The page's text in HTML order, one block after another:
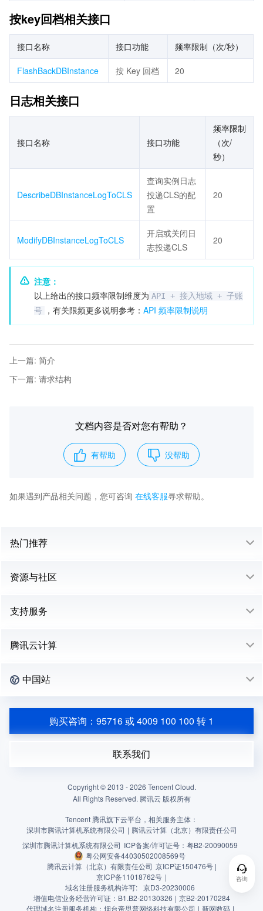
按key回档相关接口
接口名称 接口功能 频率限制（次/秒）
FlashBackDBInstance 按 Key 回档 20
日志相关接口
接口名称 接口功能
频率限制
（次/
秒）
DescribeDBInstanceLogToCLS
查询实例日志
投递CLS的配
置
20
ModifyDBInstanceLogToCLS
开启或关闭日
志投递CLS
20
注意：
以上给出的接口频率限制维度为 API + 接入地域 + 子账
号
，有关限频更多说明参考： API 频率限制说明
上一篇: 简介
下一篇: 请求结构
文档内容是否对您有帮助？
有帮助 没帮助
如果遇到产品相关问题，您可咨询 在线客服寻求帮助。
咨询
热门推荐
资源与社区
支持服务
腾讯云计算
中国站
购买咨询：95716 或 4009 100 100 转 1
联系我们
Copyright © 2013 -2026 Tencent Cloud.
All Rights Reserved. 腾讯云 版权所有
Tencent 腾讯旗下云平台，相关服务主体：
深圳市腾讯计算机系统有限公司 | 腾讯云计算（北京）有限责任公司
深圳市腾讯计算机系统有限公司 ICP备案/许可证号： 粤B2-20090059
粤公网安备44030502008569号
腾讯云计算（北京）有限责任公司 京ICP证150476号 |
京ICP备11018762号 |
域名注册服务机构许可: 京D3-20230006
增值电信业务经营许可证：B1.B2-20130326 | 京B2-20170284
代理域名注册服务机构：烟台帝思普网络科技有限公司 | 新网数码 |